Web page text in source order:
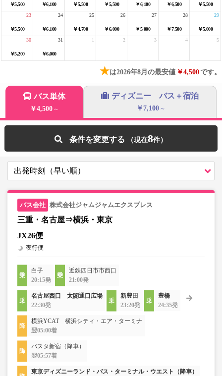
￥5,500 ￥6,100 ￥5,500 ￥5,500 ￥6,100 ￥6,500 ￥5,500
￥5,500
23
￥6,100
24
￥4,700
25
￥6,000
26
￥5,000
27
￥7,500
28
￥5,000
29
￥5,200
30
￥6,000
31 1 2 3 4 5
★は2026年8月の最安値 ￥4,500です。
バス単体
￥4,500 ～
ディズニー バス＋宿泊
￥7,100 ～
条件を変更する 8
株式会社ジャムジャムエクスプレス
三重・名古屋⇒横浜・東京
JX26便
夜行便
白子
20:15発
近鉄四日市市西口
21:00発
名古屋西口 太閤通口広場
22:30発
新豊田
23:20発
豊橋
24:35発
横浜YCAT 横浜シティ・エア・ターミナ
翌05:00着
バスタ新宿（降車）
翌05:57着
東京ディズニーランド・バス・ターミナル・ウエスト（降車）